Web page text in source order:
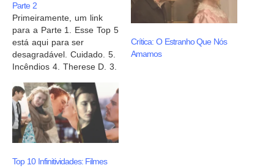
Parte 2
Primeiramente, um link
para a Parte 1. Esse Top 5
está aqui para ser
desagradável. Cuidado. 5.
Incêndios 4. Therese D. 3.
Som ao Redor 1. A
Conversação
Crítica: O Estranho Que Nós
Amamos
Top 10 Infinitividades: Filmes